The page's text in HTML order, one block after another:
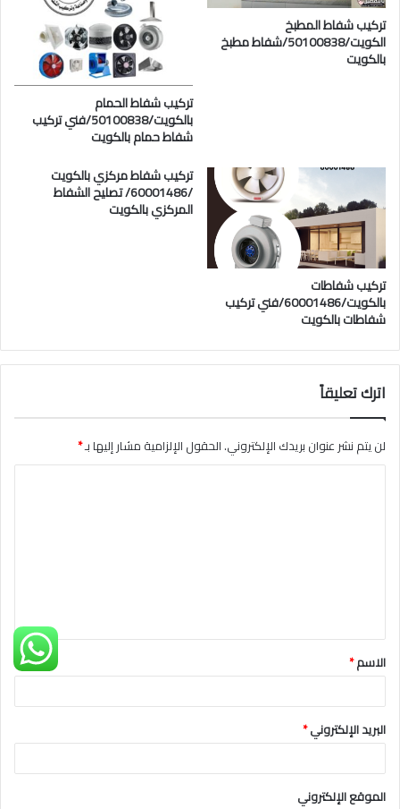
تركيب شفاط المطبخ
الكويت/50100838/شفاط مطبخ
بالكويت
تركيب شفاط الحمام
بالكويت/50100838/فني تركيب
شفاط حمام بالكويت
تركيب شفاطات
بالكويت/60001486/فني تركيب
شفاطات بالكويت
تركيب شفاط مركزي بالكويت
/60001486/ تصليح الشفاط
المركزي بالكويت
اترك تعليقاً
لن يتم نشر عنوان بريدك الإلكتروني.الحقول الإلزامية مشار إليها بـ*
ق
*
الاسم*
البريد الإلكتروني*
الموقع الإلكتروني